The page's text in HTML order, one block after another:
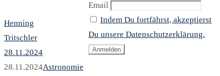
Henning
Tritschler
28.11.2024
28.11.2024Astronomie
Email
Indem Du fortfährst, akzeptierst
Du unsere Datenschutzerklärung.